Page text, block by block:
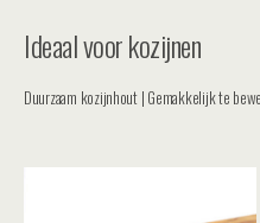
Ideaal voor kozijnen
Duurzaam kozijnhout | Gemakkelijk te